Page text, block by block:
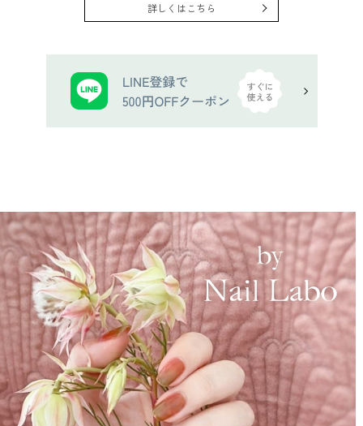
詳しくはこちら